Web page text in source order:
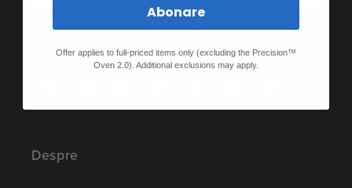
Despre
Abonare
Offer applies to full-priced items only (excluding the Precision™
Oven 2.0). Additional exclusions may apply.